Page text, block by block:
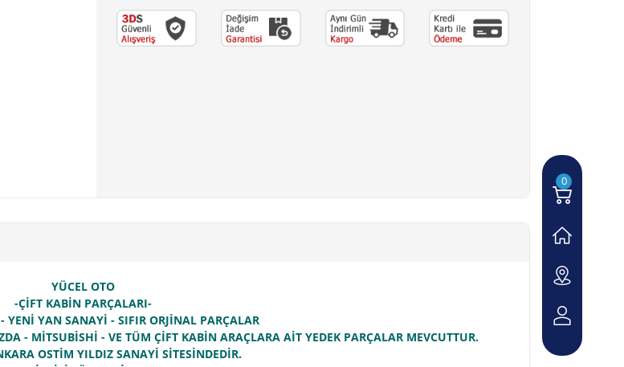
YÜCEL OTO
-ÇİFT KABİN PARÇALARI-
YENİ YAN SANAYİ - SIFIR ORJİNAL PARÇALAR
- MİTSUBİSHİ - VE TÜM ÇİFT KABİN ARAÇLARA AİT YEDEK PARÇALAR MEVCUTTUR.
OSTİM YILDIZ SANAYİ SİTESİNDEDİR.
0